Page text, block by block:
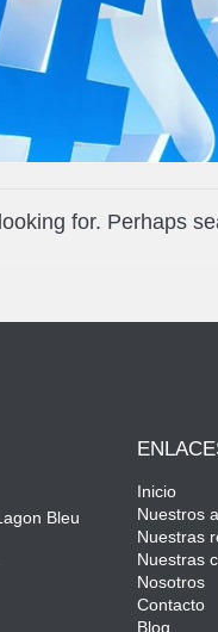
for. Perhaps
Bleu
Inicio
Nuestros
Nuestras
Nuestras
Nosotros
Contacto
Blog